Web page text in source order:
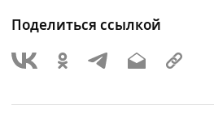
Поделиться ссылкой